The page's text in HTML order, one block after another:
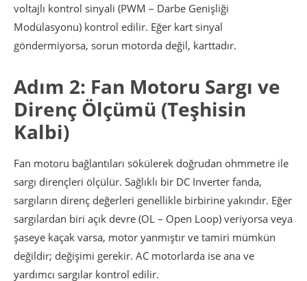
voltajlı kontrol sinyali (PWM – Darbe Genişliği
Modülasyonu) kontrol edilir. Eğer kart sinyal
göndermiyorsa, sorun motorda değil, karttadır.
Adım 2: Fan Motoru Sargı ve
Direnç Ölçümü (Teşhisin
Kalbi)
Fan motoru bağlantıları sökülerek doğrudan ohmmetre ile
sargı dirençleri ölçülür. Sağlıklı bir DC Inverter fanda,
sargıların direnç değerleri genellikle birbirine yakındır. Eğer
sargılardan biri açık devre (OL – Open Loop) veriyorsa veya
şaseye kaçak varsa, motor yanmıştır ve tamiri mümkün
değildir; değişimi gerekir. AC motorlarda ise ana ve
yardımcı sargılar kontrol edilir.